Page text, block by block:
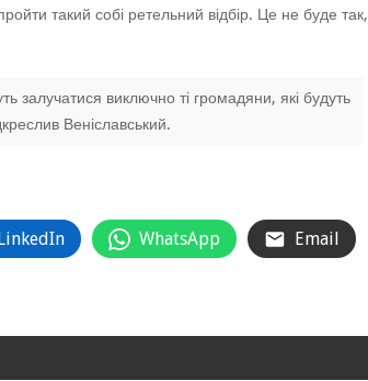
такий собі ретельний відбір. Це не буде так,
виключно ті громадяни, які будуть
Веніславський.
WhatsApp Email